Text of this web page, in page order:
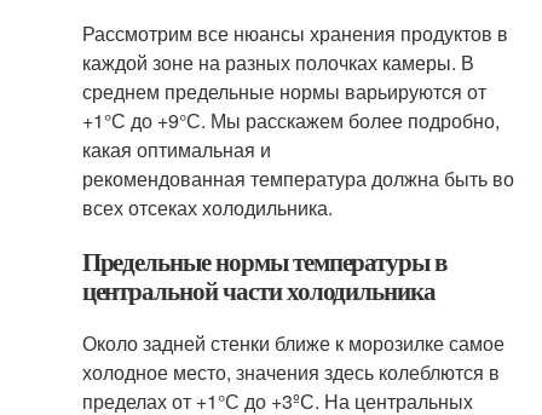
Рассмотрим все нюансы хранения продуктов в
каждой зоне на разных полочках камеры. В
среднем предельные нормы варьируются от
+1°С до +9°С. Мы расскажем более подробно,
какая оптимальная и
рекомендованная температура должна быть во
всех отсеках холодильника.
Предельные нормы температуры в
центральной части холодильника
Около задней стенки ближе к морозилке самое
холодное место, значения здесь колеблются в
пределах от +1°С до +3ºС. На центральных